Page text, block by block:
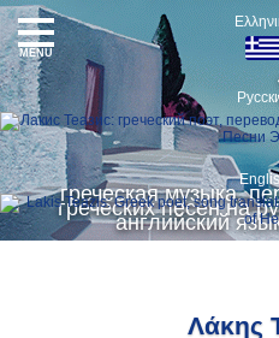
греческая музыка,
греческих песен на
английский
MENU
Λάκης